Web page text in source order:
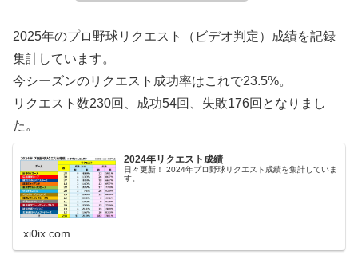
2025年のプロ野球リクエスト（ビデオ判定）成績を記録
集計しています。
今シーズンのリクエスト成功率はこれで23.5%。
リクエスト数230回、成功54回、失敗176回となりまし
た。
2024年リクエスト成績
日々更新！ 2024年プロ野球リクエスト成績を集計していま
す。
xi0ix.com